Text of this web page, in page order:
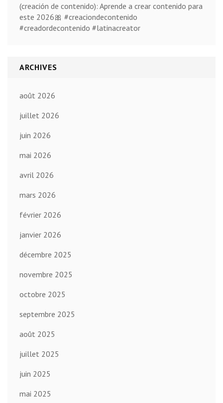
(creación de contenido): Aprende a crear contenido para
este 2026🎀 #creaciondecontenido
#creadordecontenido #latinacreator
ARCHIVES
août 2026
juillet 2026
juin 2026
mai 2026
avril 2026
mars 2026
février 2026
janvier 2026
décembre 2025
novembre 2025
octobre 2025
septembre 2025
août 2025
juillet 2025
juin 2025
mai 2025